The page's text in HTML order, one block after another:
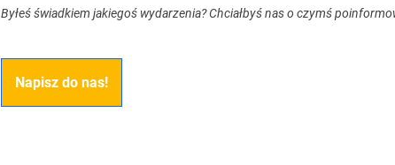
Byłeś świadkiem jakiegoś wydarzenia? Chciałbyś nas o czymś
Napisz do nas!